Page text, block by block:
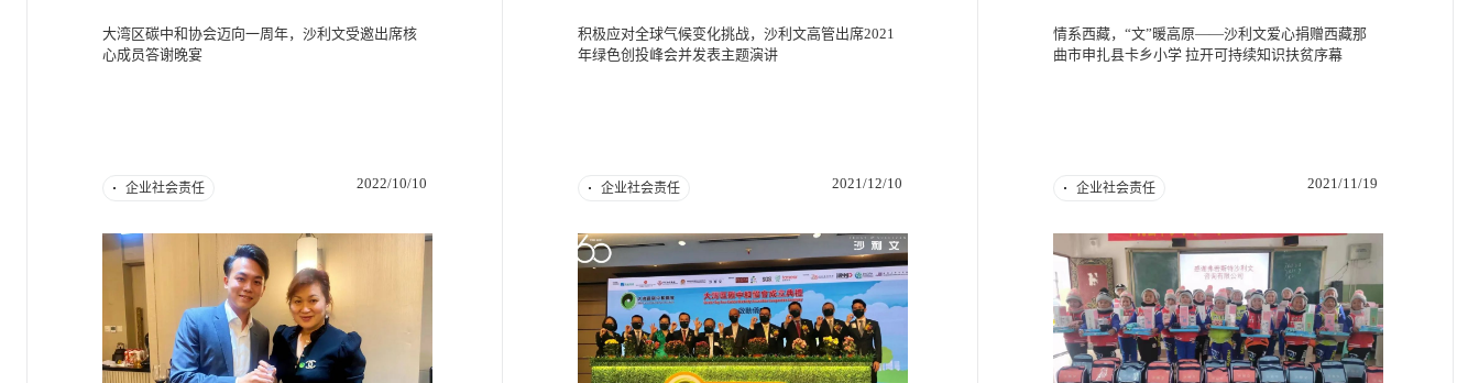
大湾区碳中和协会迈向一周年，沙利文受邀出席核
心成员答谢晚宴
企业社会责任 2022/10/10
积极应对全球气候变化挑战，沙利文高管出席2021
年绿色创投峰会并发表主题演讲
企业社会责任 2021/12/10
情系西藏，“文”暖高原——沙利文爱心捐赠西藏那
曲市申扎县卡乡小学 拉开可持续知识扶贫序幕
企业社会责任 2021/11/19